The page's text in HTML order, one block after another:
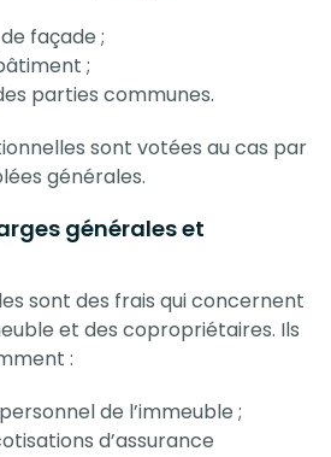
façade ;
;
parties communes.
sont votées au cas par
générales.
générales et
sont des frais qui concernent
et des copropriétaires. Ils
:
de l’immeuble ;
d’assurance